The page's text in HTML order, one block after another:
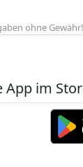
ohne Gewähr!
App im